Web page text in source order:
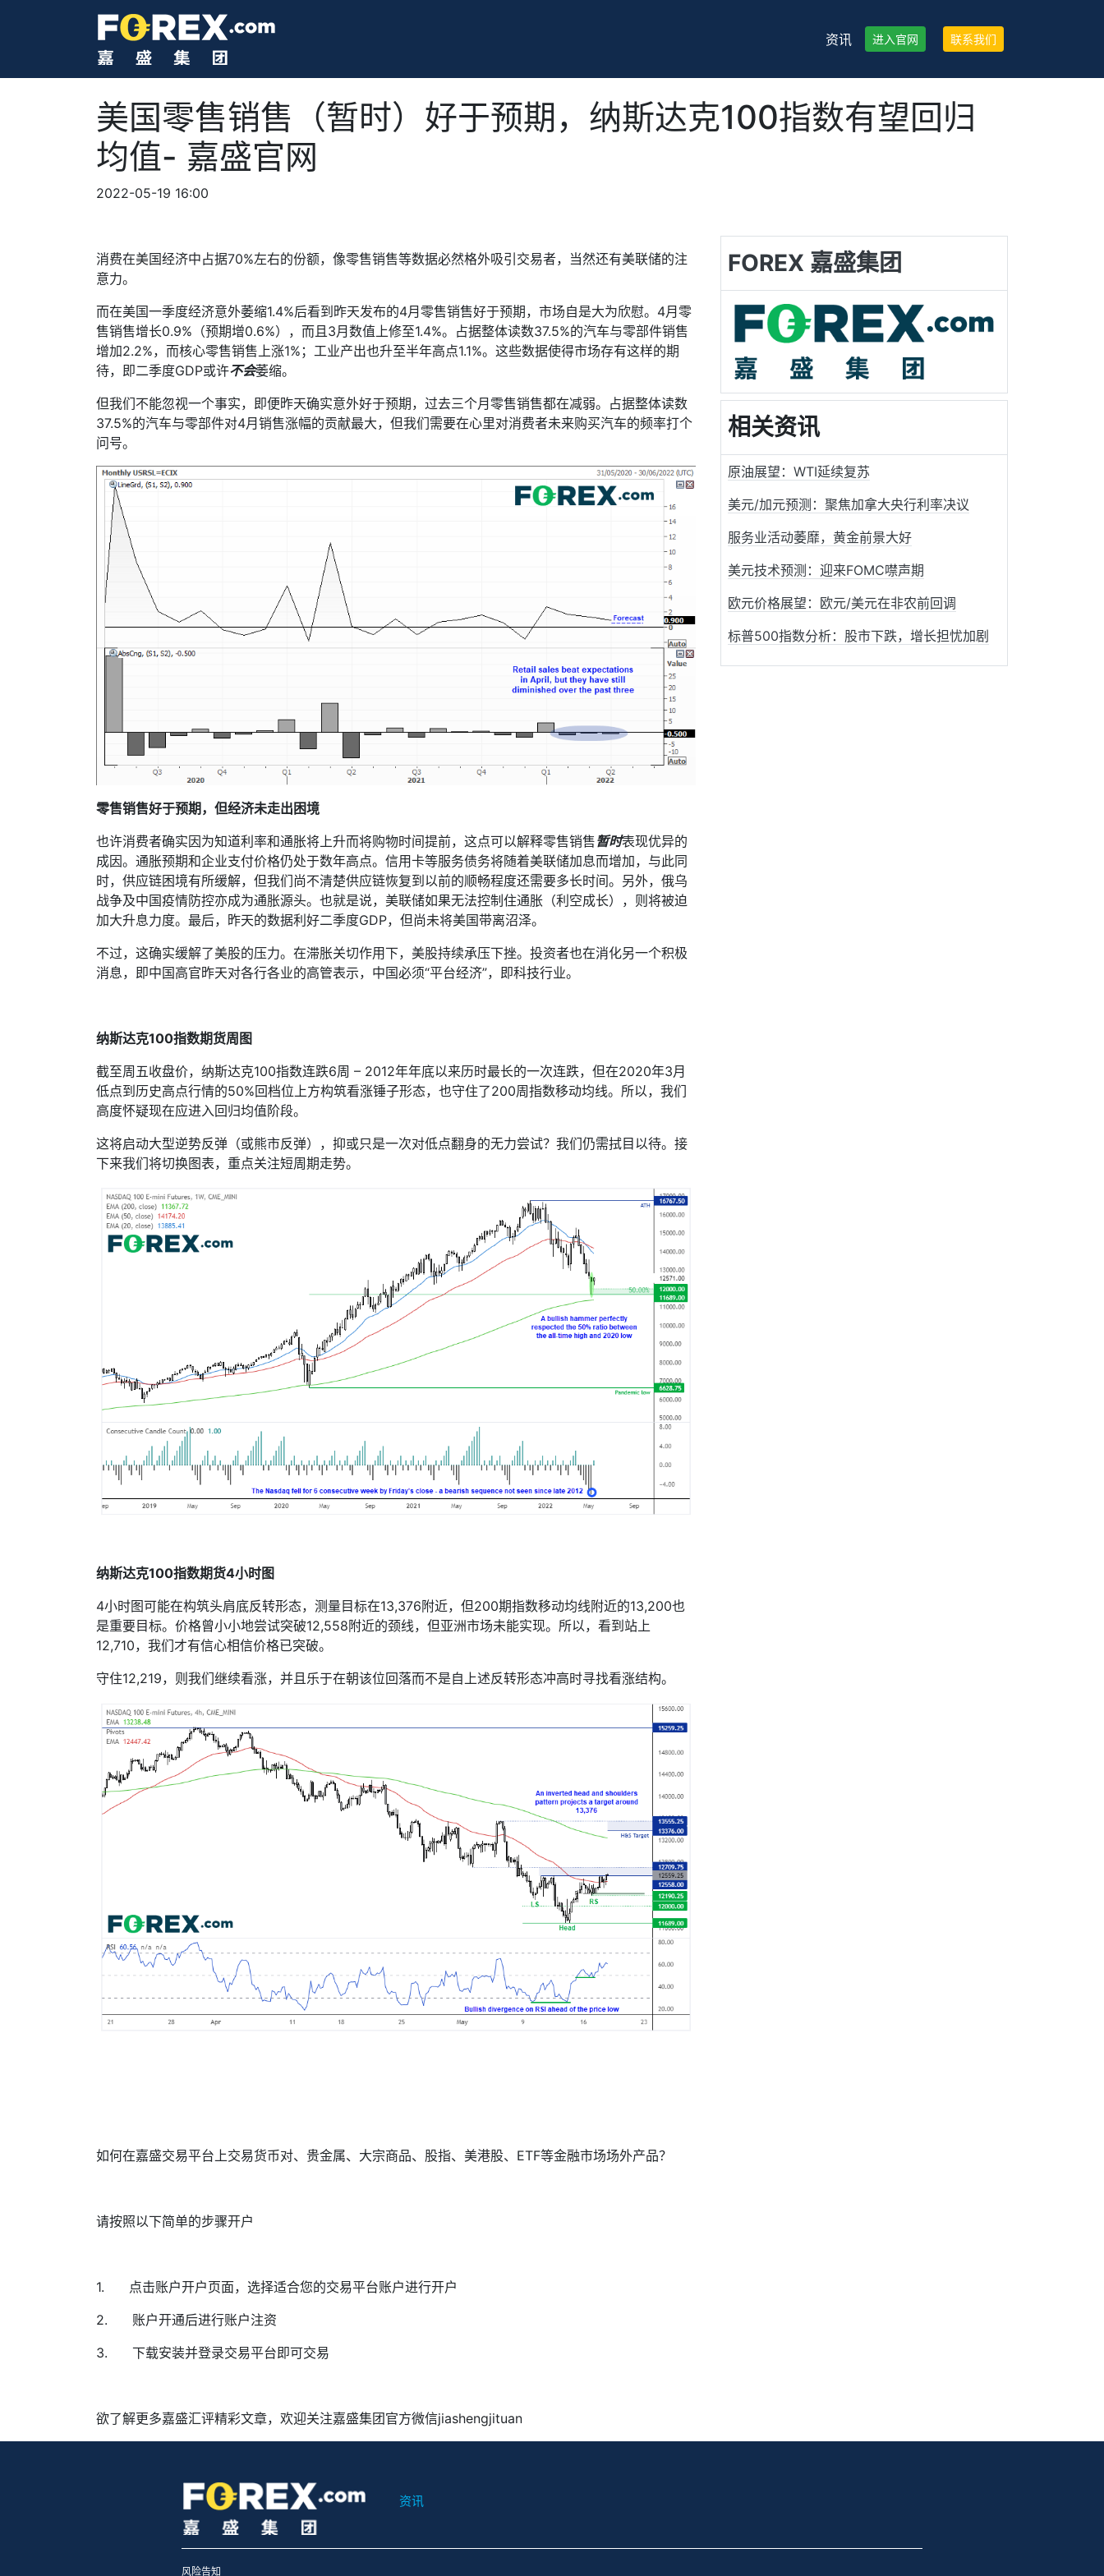
资讯 进入官网 联系我们
美国零售销售（暂时）好于预期，纳斯达克100指数有望回归
均值- 嘉盛官网
2022-05-19 16:00
消费在美国经济中占据70%左右的份额，像零售销售等数据必然格外吸引交易者，当然还有美联储的注
意力。
而在美国一季度经济意外萎缩1.4%后看到昨天发布的4月零售销售好于预期，市场自是大为欣慰。 4月零
售销售增长0.9% （预期增0.6%），而且3月数值上修至1.4%。占据整体读数37.5%的汽车与零部件销售
增加2.2%，而核心零售销售上涨1% ；工业产出也升至半年高点1.1%。这些数据使得市场存有这样的期
待，即二季度GDP或许不会萎缩。
但我们不能忽视一个事实，即便昨天确实意外好于预期，过去三个月零售销售都在减弱。 占据整体读数
37.5%的汽车与零部件对4月销售涨幅的贡献最大，但我们需要在心里对消费者未来购买汽车的频率打个
问号。
零售销售好于预期，但经济未走出困境
也许消费者确实因为知道利率和通胀将上升而将购物时间提前，这点可以解释零售销售暂时表现优异的
成因。通胀预期和企业支付价格仍处于数年高点。信用卡等服务债务将随着美联储加息而增加，与此同
时，供应链困境有所缓解，但我们尚不清楚供应链恢复到以前的顺畅程度还需要多长时间。另外，俄乌
战争及中国疫情防控亦成为通胀源头。也就是说，美联储如果无法控制住通胀（利空成长），则将被迫
加大升息力度。最后，昨天的数据利好二季度GDP，但尚未将美国带离沼泽。
不过，这确实缓解了美股的压力。在滞胀关切作用下，美股持续承压下挫。投资者也在消化另一个积极
消息，即中国高官昨天对各行各业的高管表示，中国必须“平台经济”，即科技行业。
纳斯达克100指数期货周图
截至周五收盘价，纳斯达克100指数连跌6周 – 2012年年底以来历时最长的一次连跌，但在2020年3月
低点到历史高点行情的50%回档位上方构筑看涨锤子形态，也守住了200周指数移动均线。所以，我们
高度怀疑现在应进入回归均值阶段。
这将启动大型逆势反弹（或熊市反弹），抑或只是一次对低点翻身的无力尝试？我们仍需拭目以待。接
下来我们将切换图表，重点关注短周期走势。
纳斯达克100指数期货4小时图
4小时图可能在构筑头肩底反转形态，测量目标在13,376附近，但200期指数移动均线附近的13,200也
是重要目标。价格曾小小地尝试突破12,558附近的颈线，但亚洲市场未能实现。所以，看到站上
12,710，我们才有信心相信价格已突破。
守住12,219，则我们继续看涨，并且乐于在朝该位回落而不是自上述反转形态冲高时寻找看涨结构。
如何在嘉盛交易平台上交易货币对、贵金属、大宗商品、股指、美港股、 ETF等金融市场场外产品？
请按照以下简单的步骤开户
1. 点击账户开户页面，选择适合您的交易平台账户进行开户
2. 账户开通后进行账户注资
3. 下载安装并登录交易平台即可交易
欲了解更多嘉盛汇评精彩文章，欢迎关注嘉盛集团官方微信jiashengjituan
FOREX 嘉盛集团
相关资讯
原油展望：WTI延续复苏
美元/加元预测：聚焦加拿大央行利率决议
服务业活动萎靡，黄金前景大好
美元技术预测：迎来FOMC噤声期
欧元价格展望：欧元/美元在非农前回调
标普500指数分析：股市下跌，增长担忧加剧
资讯
风险告知